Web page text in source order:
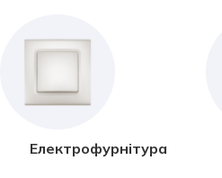
Електрофурнітура